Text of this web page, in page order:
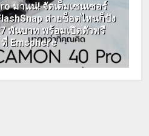
มาแน่! จัดเต็มเซนเซอร์
ถ่ายช็อตไหนก็ปัง
พันบาท พร้อมเปิดตัวพรี
ที่ Emsphere